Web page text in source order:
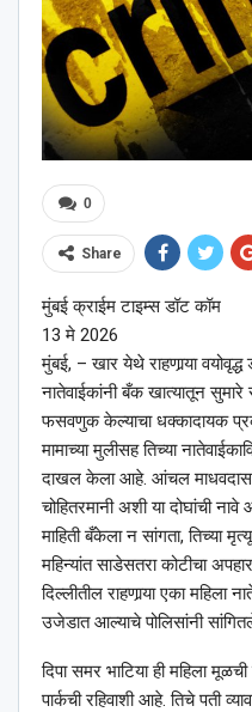
0
Share
मुंबई क्राईम टाइम्स डॉट कॉम
13 मे 2026
मुंबई, – खार येथे राहणार्‍या
नातेवाईकांनी बँक खात्यातून
फसवणुक केल्याचा धक्कादायक
मामाच्या मुलीसह तिच्या
दाखल केला आहे. आंचल माधवदास
चोहितरमानी अशी या दोघांची नावे
माहिती बँकेला न सांगता, तिच्या
महिन्यांत साडेसतरा कोटीचा
दिल्लीतील राहणार्‍या एका महिला
उजेडात आल्याचे पोलिसांनी
दिपा समर भाटिया ही महिला
पार्कची रहिवाशी आहे. तिचे पती